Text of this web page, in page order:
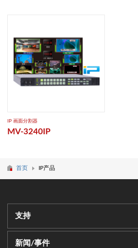
IP ​画面分割器
MV-3240IP
首页 IP产品
支持
新闻/事件